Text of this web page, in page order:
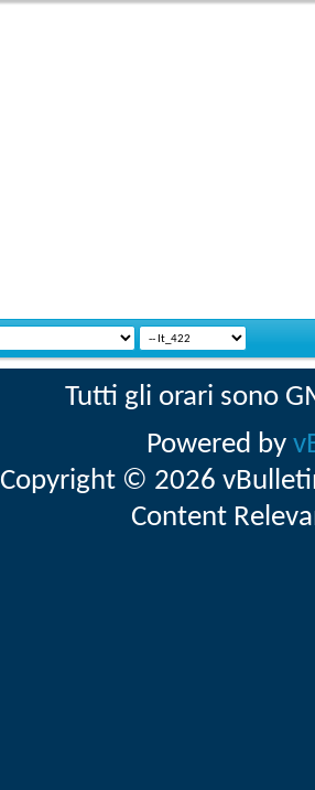
Tutti gli orari sono
Powered by
Copyright © 2026
Content